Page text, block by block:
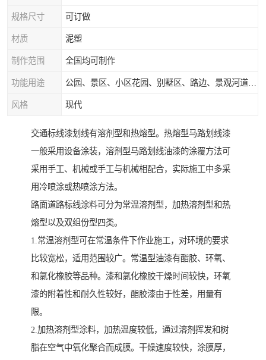
规格尺寸 可订做
材质 泥塑
制作范围 全国均可制作
功能用途
风格 现代
交通标线漆划线有溶剂型和热熔型。热熔型马路划线漆
一般采用设备涂装，溶剂型马路划线油漆的涂覆方法可
采用手工、机械或手工与机械相配合，实际施工中多采
用冷喷涂或热喷涂方法。
路面道路标线涂料可分为常温溶剂型，加热溶剂型和热
熔型以及双组份型四类。
1.常温溶剂型可在常温条件下作业施工，对环境的要求
比较宽松，适用范围较广。常温型油漆有酯胶、环氧、
和氯化橡胶等品种。漆和氯化橡胶干燥时间较快，环氧
漆的附着性和耐久性较好，酯胶漆由于性差，用量有
限。
2.加热溶剂型涂料，加热温度较低，通过溶剂挥发和树
脂在空气中氧化聚合而成膜。干燥速度较快，涂膜厚，